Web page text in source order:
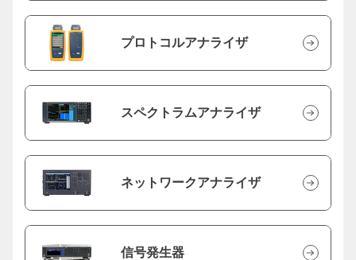
プロトコルアナライザ
スペクトラムアナライザ
ネットワークアナライザ
信号発生器